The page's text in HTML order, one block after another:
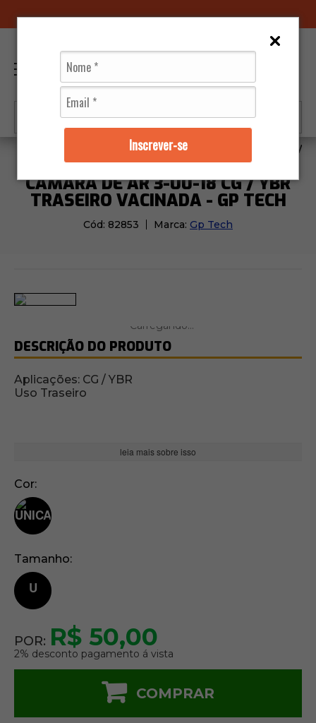
Inscrever-se
Câmaras de Ar Câmara de Ar 3-00-18 Cg /
CÂMARA DE AR 3-00-18 CG / YBR
TRASEIRO VACINADA - GP TECH
Cód: 82853 Marca: Gp Tech
DESCRIÇÃO DO PRODUTO
Aplicações: CG / YBR
Uso Traseiro
leia mais sobre isso
Cor
Tamanho
U
POR: R$ 50,00
2% desconto pagamento á vista
COMPRAR